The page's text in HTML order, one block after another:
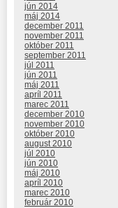
jún 2014
máj 2014
december 2011
november 2011
október 2011
september 2011
júl 2011
jún 2011
máj 2011
apríl 2011
marec 2011
december 2010
november 2010
október 2010
august 2010
júl 2010
jún 2010
máj 2010
apríl 2010
marec 2010
február 2010